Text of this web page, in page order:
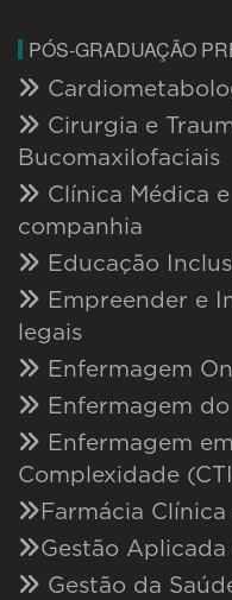
PÓS-GRADUAÇÃO
Cirurgia e
Bucomaxilofaciais
Clínica Médica
companhia
Educação
Empreender e
legais
Enfermagem
Enfermagem
Enfermagem
Complexidade
Farmácia
Gestão
Gestão da